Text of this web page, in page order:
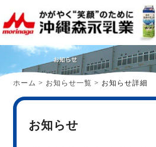
ホーム > お知らせ一覧 > お知らせ詳細
お知らせ